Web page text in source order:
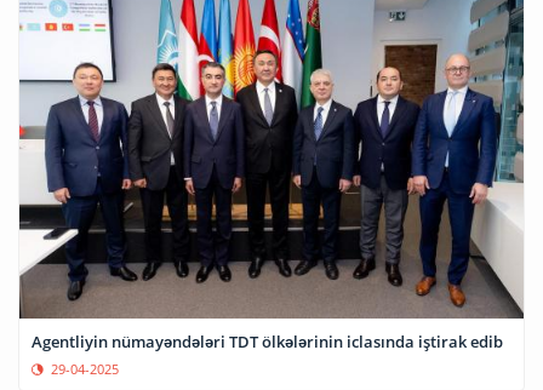
Agentliyin nümayəndələri TDT ölkələrinin iclasında iştirak edib
29-04-2025